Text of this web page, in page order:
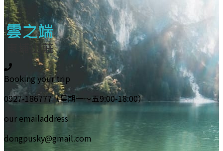
Booking your trip
0927-186777（星期一～五9:00-18:00）
our emailaddress
dongpusky@gmail.com